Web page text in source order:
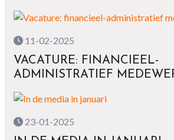
11-02-2025
VACATURE: FINANCIEEL-
ADMINISTRATIEF
23-01-2025